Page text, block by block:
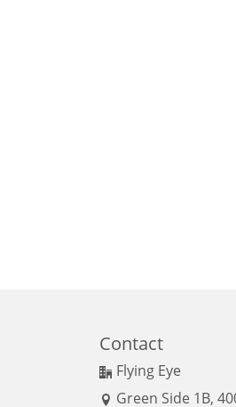
Contact
Flying Eye
Green Side 1B,